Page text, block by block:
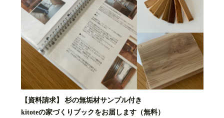
【資料請求】 杉の無垢材サンプル付き
kitoteの家づくりブックをお届します（無料）